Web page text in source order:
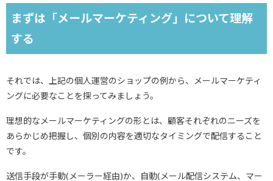
まずは「メールマーケティング」について理解
する
それでは、上記の個人運営のショップの例から、メールマーケティ
ングに必要なことを探ってみましょう。
理想的なメールマーケティングの形とは、顧客それぞれのニーズを
あらかじめ把握し、個別の内容を適切なタイミングで配信すること
です。
送信手段が手動(メーラー経由)か、自動(メール配信システム、マー